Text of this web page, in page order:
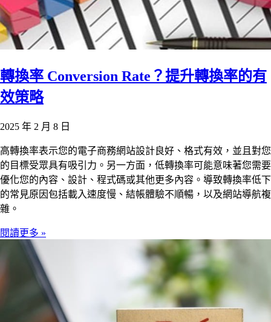
轉換率 Conversion Rate？提升轉換率的有
效策略
2025 年 2 月 8 日
高轉換率表示您的電子商務網站設計良好、格式有效，並且對您
的目標受眾具有吸引力。另一方面，低轉換率可能意味著您需要
優化您的內容、設計、程式碼或其他更多內容。導致轉換率低下
的常見原因包括載入速度慢、結帳體驗不順暢，以及網站導航複
雜。
閱讀更多 »